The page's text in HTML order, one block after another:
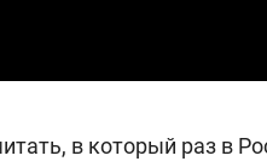
в который раз в